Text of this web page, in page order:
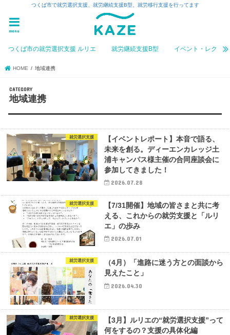
つくば市で就労選択支援、就労継続支援B型、就労移行支援を行ってます
menu
つくば市の就労選択支援 ルリエ 就労継続支援B型 イベント・レク
HOME 地域連携
地域連携
就労選択支援
【イベントレポート】本音で語る、
未来を創る。ディーエンカレッジ土
浦キャンパス様主催の合同座談会に
参加してきました！
2026.07.28
就労選択支援
【7/31開催】地域の皆さまと共に考
える、これからの就労支援と「ルリ
エ」の歩み
2026.07.01
就労選択支援
（4月）「進路に迷う方との面談から
見えたこと」
2026.04.30
就労選択支援
【3月】ルリエの“就労選択支援”って
何をするの？支援の具体化編